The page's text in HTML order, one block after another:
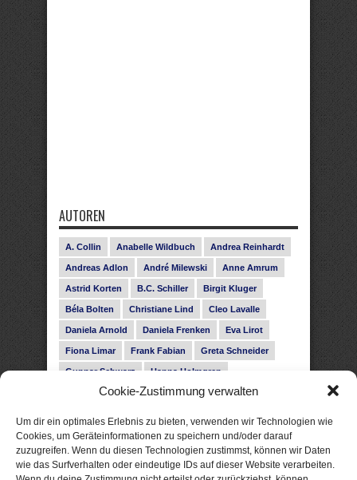
Cookie-Zustimmung verwalten
Um dir ein optimales Erlebnis zu bieten, verwenden wir Technologien wie
Cookies, um Geräteinformationen zu speichern und/oder darauf
zuzugreifen. Wenn du diesen Technologien zustimmst, können wir Daten
wie das Surfverhalten oder eindeutige IDs auf dieser Website verarbeiten.
AUTOREN
A. Collin Anabelle Wildbuch Andrea Reinhardt
Andreas Adlon André Milewski Anne Amrum
Astrid Korten B.C. Schiller Birgit Kluger
Béla Bolten Christiane Lind Cleo Lavalle
Daniela Arnold Daniela Frenken Eva Lirot
Fiona Limar Frank Fabian Greta Schneider
Gunnar Schwarz Hanna Holmgren
Heike Fröhling Ina Glahe Ivo Pala J. Vellguth
Leonie Haubrich Lilly Labord Livia Pipes
Malin Blunk Marcus Hünnebeck Martin Krist
Melisa Schwermer Nele Bruun Nika Lubitsch